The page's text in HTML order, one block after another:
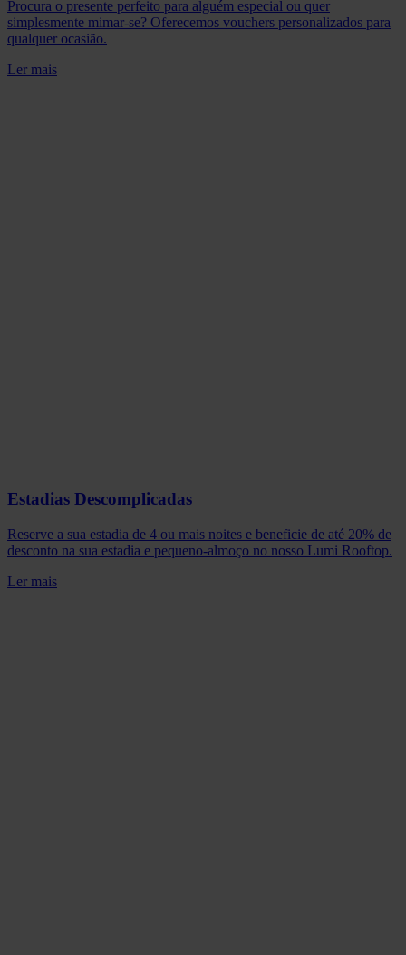
Procura o presente perfeito para alguém especial ou quer
simplesmente mimar-se? Oferecemos vouchers personalizados para
qualquer ocasião.
Ler mais
Estadias Descomplicadas
Reserve a sua estadia de 4 ou mais noites e beneficie de até 20% de
desconto na sua estadia e pequeno-almoço no nosso Lumi Rooftop.
Ler mais